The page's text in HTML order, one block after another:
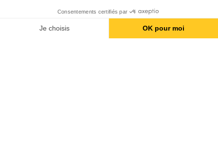
Appeler
Consentements certifiés par
Je choisis OK pour moi